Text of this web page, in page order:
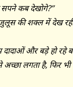
कब देखोगे?’’
की शक्ल में देख
दादाओं और बड़े हो रहे
अच्छा लगता है, फिर